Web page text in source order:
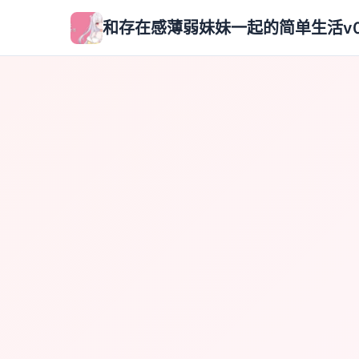
和存在感薄弱妹妹一起的简单生活